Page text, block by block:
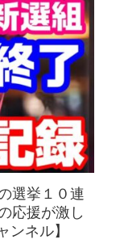
選挙１０連
応援が激し
ンネル】